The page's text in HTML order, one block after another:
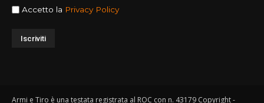
Accetto la Privacy Policy
Armi e Tiro è una testata registrata al ROC con n. 43179 Copyright -